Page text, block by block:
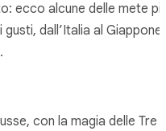
ecco alcune delle mete
dall’Italia al Giappone,
con la magia delle Tre